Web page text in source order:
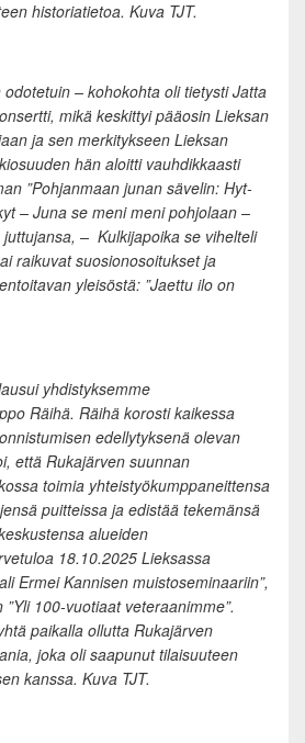
historiatietoa. Kuva TJT.
– kohokohta oli tietysti Jatta
mikä keskittyi pääosin Lieksan
ja sen merkitykseen Lieksan
hän aloitti vauhdikkaasti
”Pohjanmaan junan sävelin: Hyt-
– Juna se meni meni pohjolaan –
juttujansa, – Kulkijapoika se vihelteli
raikuvat suosionosoitukset ja
yleisöstä: ”Jaettu ilo on
yhdistyksemme
Räihä. Räihä korosti kaikessa
edellytyksenä olevan
että Rukajärven suunnan
toimia yhteistyökumppaneittensa
puitteissa ja edistää tekemänsä
alueiden
18.10.2025 Lieksassa
Ermei Kannisen muistoseminaariin”,
100-vuotiaat veteraanimme”.
paikalla ollutta Rukajärven
joka oli saapunut tilaisuuteen
kanssa. Kuva TJT.